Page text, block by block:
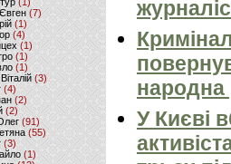
(7)
(1)
(4)
(1)
(1)
(1)
(3)
(4)
(2)
(2)
(91)
(55)
(3)
(1)
народна
У Києві